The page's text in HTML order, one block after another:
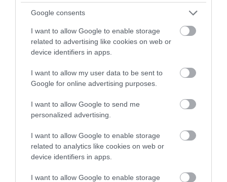
Google consents
I want to allow Google to enable storage
related to advertising like cookies on web or
device identifiers in apps.
I want to allow my user data to be sent to
Google for online advertising purposes.
I want to allow Google to send me
personalized advertising.
I want to allow Google to enable storage
related to analytics like cookies on web or
device identifiers in apps.
I want to allow Google to enable storage
Uvarenú brokolicu sceďte a ihneď ju vložte do
ľadovej vody. Nechajte pár minút odpočívať,
potom znovu sceďte. Nakrájajte na menšie
kúsky a odložte do misy.
Na veľkej panvici vhodnej do rúry opečte slaninu
na strednom ohni do chrumkava. Nechajte ju
chvíľu odpočívať a následne ju nakrájajte na
malé kocky. Panvicu neumývajte – ešte ju
budete potrebovať.
V malej miske zmiešajte soľ, čierne korenie a
Kuracie prsia pozdĺžne rozrežte na polovice, aby
ste získali štyri tenké plátky. Uložte ich vedľa
seba, prikryte potravinárskou fóliou a rozklepte
ich kladivkom na mäso, kým nebudú